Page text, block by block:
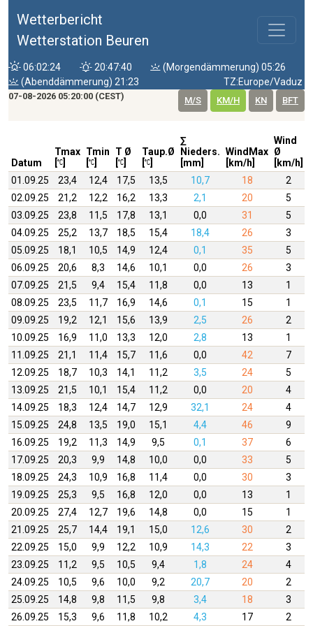
Wetterbericht
Wetterstation Beuren
06:02:24 20:47:40
(Morgendämmerung) 05:26
(Abenddämmerung) 21:23
TZ:Europe/Vaduz
07-08-2026 05:20:00 (CEST) M/S KM/H KN BFT
Datum
Tmax Tmin
T Ø
Taup.Ø
∑
Nieders.
[mm]
WindMax
[km/h]
Wind
Ø
[km/h]
01.09.25 23,4 12,4 17,5 13,5 10,7 18
2
02.09.25
21,2 12,2 16,2 13,3 2,1 20
5
03.09.25
23,8 11,5 17,8 13,1 0,0 31
5
04.09.25
25,2 13,7 18,5 15,4 18,4 26
3
05.09.25
18,1 10,5 14,9 12,4 0,1 35 5
06.09.25
20,6 8,3 14,6 10,1 0,0 26
3
07.09.25
21,5 9,4 15,4 11,8 0,0 13
1
08.09.25
23,5 11,7 16,9 14,6 0,1 15 1
09.09.25
19,2 12,1 15,6 13,9 2,5 26 2
10.09.25
16,9 11,0 13,3 12,0 2,8 13 1
11.09.25
21,1 11,4 15,7 11,6 0,0 42 7
12.09.25
18,7 10,3 14,1 11,2 3,5 24
5
13.09.25
21,5 10,1 15,4 11,2 0,0 20
4
14.09.25
18,3 12,4 14,7 12,9 32,1 24 4
15.09.25
24,8 13,5 19,0 15,1 4,4 46 9
16.09.25
19,2 11,3 14,9 9,5 0,1 37 6
17.09.25
20,3 9,9 14,8 10,0 0,0 33 5
18.09.25
24,3 10,9 16,8 11,4 0,0 30
3
19.09.25
25,3 9,5 16,8 12,0 0,0 13
1
20.09.25
27,4 12,7 19,6 14,8 0,0 15 1
21.09.25
25,7 14,4 19,1 15,0 12,6 30
2
22.09.25
15,0 9,9 12,2 10,9 14,3 22
3
23.09.25
11,2 9,5 10,5 9,4 1,8 24 4
24.09.25
10,5 9,6 10,0 9,2 20,7 20
2
25.09.25
14,8 9,8 11,5 9,8 3,4 18
3
26.09.25
15,3 9,6 11,8 10,2 4,3 17 2